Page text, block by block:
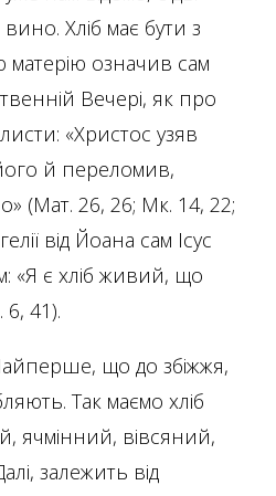
вино. Хліб має бути з
означив сам
Вечері, як про
«Христос узяв
й переломив,
(Мат. 26, 26; Мк. 14, 22;
від Йоана сам Ісус
«Я є хліб живий, що
6, 41).
що до збіжжя,
Так маємо хліб
ячмінний, вівсяний,
залежить від